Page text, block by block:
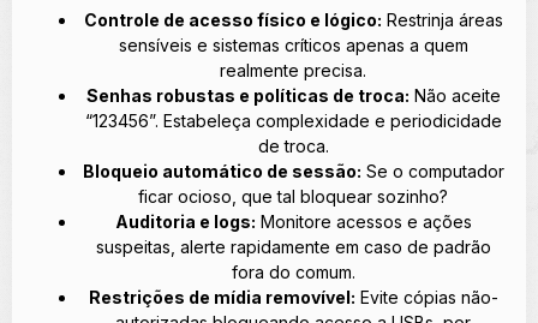
Controle de acesso físico e lógico: Restrinja áreas
sensíveis e sistemas críticos apenas a quem
realmente precisa.
Senhas robustas e políticas de troca: Não aceite
“123456”. Estabeleça complexidade e periodicidade
de troca.
Bloqueio automático de sessão: Se o computador
ficar ocioso, que tal bloquear sozinho?
Auditoria e logs: Monitore acessos e ações
suspeitas, alerte rapidamente em caso de padrão
fora do comum.
Restrições de mídia removível: Evite cópias não-